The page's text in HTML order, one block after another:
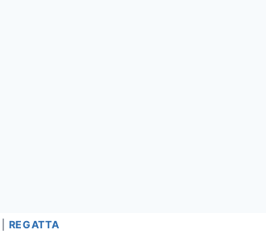
REGATTA